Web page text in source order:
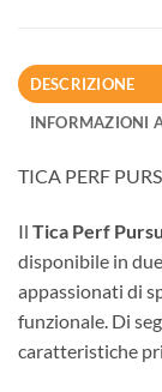
DESCRIZIONE
INFORMAZIONI
TICA PERF
Il Tica Perf
disponibile in
appassionati di
funzionale. Di
caratteristiche